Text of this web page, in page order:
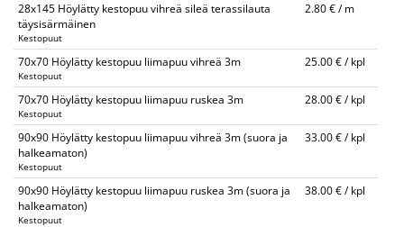
28x145 Höylätty kestopuu vihreä sileä terassilauta
täysisärmäinen
Kestopuut
2.80 € / m
70x70 Höylätty kestopuu liimapuu vihreä 3m
Kestopuut
25.00 € / kpl
70x70 Höylätty kestopuu liimapuu ruskea 3m
Kestopuut
28.00 € / kpl
90x90 Höylätty kestopuu liimapuu vihreä 3m (suora ja
halkeamaton)
Kestopuut
33.00 € / kpl
90x90 Höylätty kestopuu liimapuu ruskea 3m (suora ja
halkeamaton)
Kestopuut
38.00 € / kpl